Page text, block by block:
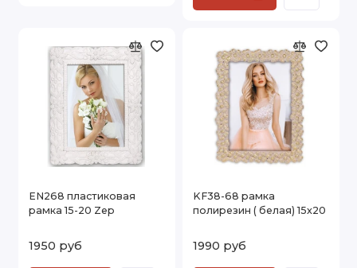
EN268 пластиковая
рамка 15-20 Zep
1950 руб
KF38-68 рамка
полирезин ( белая) 15х20
1990 руб